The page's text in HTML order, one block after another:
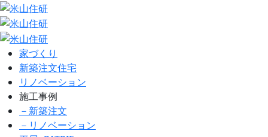
家づくり
新築注文住宅
リノベーション
施工事例
－新築注文
－リノベーション